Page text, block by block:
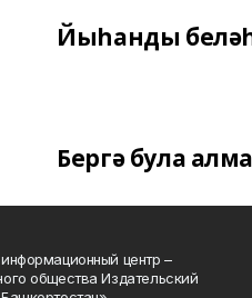
Йыһанды
Бергә була
центр –
общества Издательский